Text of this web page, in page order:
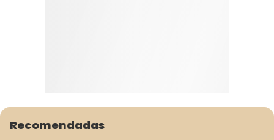
Recomendadas